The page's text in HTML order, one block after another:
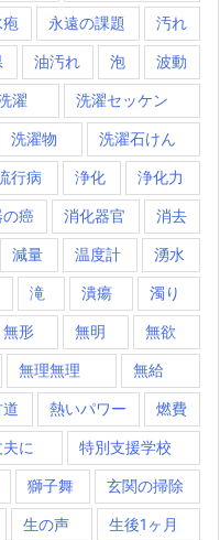
永遠の課題 汚れ
油汚れ 泡 波動
濯 洗濯セッケン
洗濯物 洗濯石けん
行病 浄化 浄化力
癌 消化器官 消去
減量 温度計 湧水
滝 潰瘍 濁り
無形 無明 無欲
無理無理 無給
熱いパワー 燃費
に 特別支援学校
獅子舞 玄関の掃除
生の声 生後1ヶ月